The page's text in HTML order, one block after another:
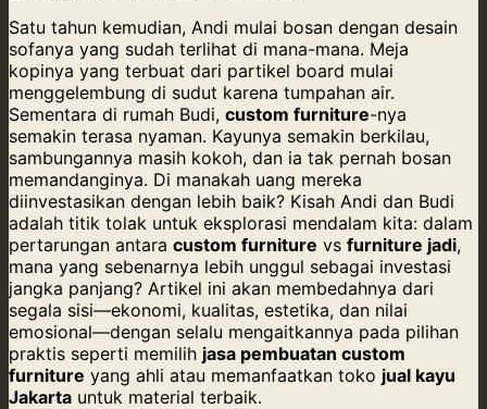
Satu tahun kemudian, Andi mulai bosan dengan desain
sofanya yang sudah terlihat di mana-mana. Meja
kopinya yang terbuat dari partikel board mulai
menggelembung di sudut karena tumpahan air.
Sementara di rumah Budi, custom furniture-nya
semakin terasa nyaman. Kayunya semakin berkilau,
sambungannya masih kokoh, dan ia tak pernah bosan
memandanginya. Di manakah uang mereka
diinvestasikan dengan lebih baik? Kisah Andi dan Budi
adalah titik tolak untuk eksplorasi mendalam kita: dalam
pertarungan antara custom furniture vs furniture jadi,
mana yang sebenarnya lebih unggul sebagai investasi
jangka panjang? Artikel ini akan membedahnya dari
segala sisi—ekonomi, kualitas, estetika, dan nilai
emosional—dengan selalu mengaitkannya pada pilihan
praktis seperti memilih jasa pembuatan custom
furniture yang ahli atau memanfaatkan toko jual kayu
Jakarta untuk material terbaik.